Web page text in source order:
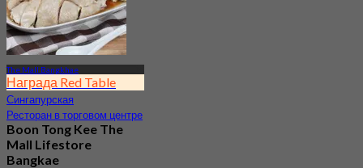
The Mall Bangkhae
Награда Red Table
Сингапурская
Ресторан в торговом центре
Boon Tong Kee The
Mall Lifestore
Bangkae